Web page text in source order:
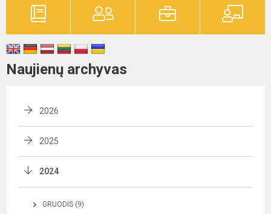
Naujienų archyvas
2026
2025
2024
GRUODIS (9)